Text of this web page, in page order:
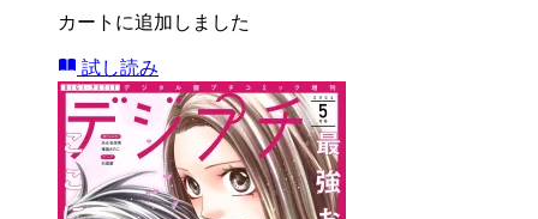
カートに追加しました
試し読み